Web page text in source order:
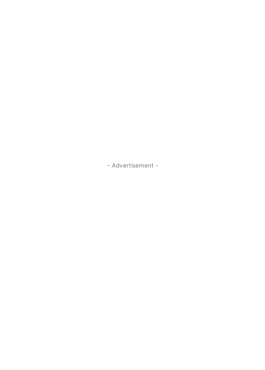
- Advertisement -